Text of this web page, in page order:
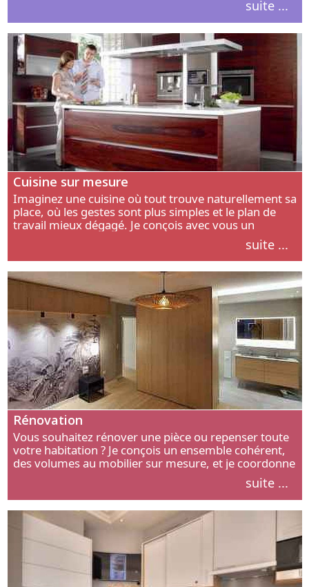
suite ...
Cuisine sur mesure
Imaginez une cuisine où tout trouve naturellement sa
place, où les gestes sont plus simples et le plan de
travail mieux dégagé. Je conçois avec vous un
aménagement adapté à votre manière de cuisiner, de
suite ...
Rénovation
Vous souhaitez rénover une pièce ou repenser toute
votre habitation ? Je conçois un ensemble cohérent,
des volumes au mobilier sur mesure, et je coordonne
suite ...